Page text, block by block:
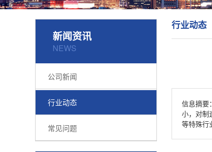
新闻资讯
NEWS
公司新闻
行业动态
常见问题
行业动态
信息摘要
小，对制
等特殊行